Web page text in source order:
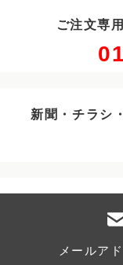
ご注文専
新聞・チラシ
メールア